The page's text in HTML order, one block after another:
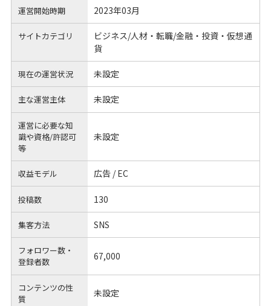
運営開始時期 2023年03月
サイトカテゴリ
ビジネス/人材・転職/金融・投資・仮想通
貨
現在の運営状況 未設定
主な運営主体 未設定
運営に必要な知
識や資格/許認可
等
未設定
収益モデル 広告 / EC
投稿数 130
集客方法 SNS
フォロワー数・
登録者数
67,000
コンテンツの性
質
未設定